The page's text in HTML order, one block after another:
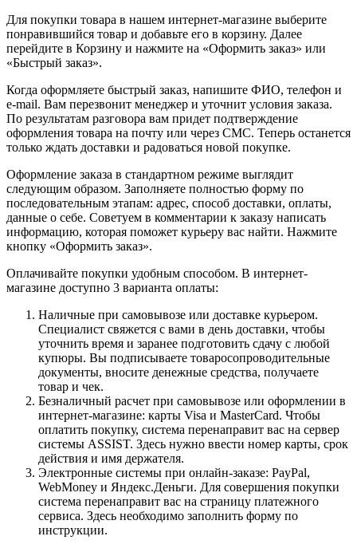
Для покупки товара в нашем интернет-магазине выберите
понравившийся товар и добавьте его в корзину. Далее
перейдите в Корзину и нажмите на «Оформить заказ» или
«Быстрый заказ».
Когда оформляете быстрый заказ, напишите ФИО, телефон и
e-mail. Вам перезвонит менеджер и уточнит условия заказа.
По результатам разговора вам придет подтверждение
оформления товара на почту или через СМС. Теперь останется
только ждать доставки и радоваться новой покупке.
Оформление заказа в стандартном режиме выглядит
следующим образом. Заполняете полностью форму по
последовательным этапам: адрес, способ доставки, оплаты,
данные о себе. Советуем в комментарии к заказу написать
информацию, которая поможет курьеру вас найти. Нажмите
кнопку «Оформить заказ».
Оплачивайте покупки удобным способом. В интернет-
магазине доступно 3 варианта оплаты:
Наличные при самовывозе или доставке курьером.
Специалист свяжется с вами в день доставки, чтобы
уточнить время и заранее подготовить сдачу с любой
купюры. Вы подписываете товаросопроводительные
документы, вносите денежные средства, получаете
товар и чек.
Безналичный расчет при самовывозе или оформлении в
интернет-магазине: карты Visa и MasterCard. Чтобы
оплатить покупку, система перенаправит вас на сервер
системы ASSIST. Здесь нужно ввести номер карты, срок
действия и имя держателя.
Электронные системы при онлайн-заказе: PayPal,
WebMoney и Яндекс.Деньги. Для совершения покупки
система перенаправит вас на страницу платежного
сервиса. Здесь необходимо заполнить форму по
инструкции.